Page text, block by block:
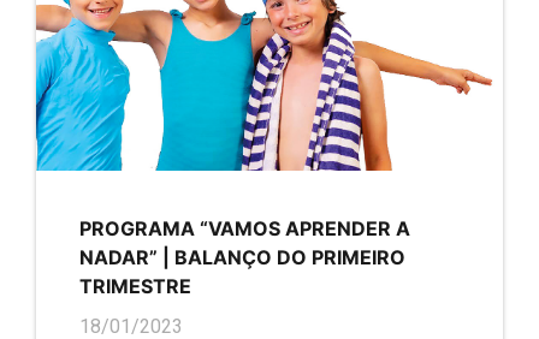
PROGRAMA “VAMOS APRENDER A
NADAR” | BALANÇO DO PRIMEIRO
TRIMESTRE
18/01/2023